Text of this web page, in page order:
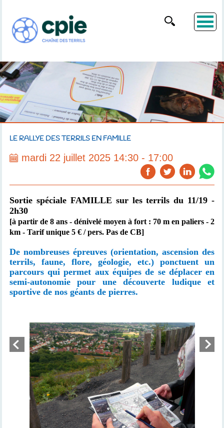
LE RALLYE DES TERRILS EN FAMILLE
mardi 22 juillet 2025 14:30 - 17:00
Sortie spéciale FAMILLE sur les terrils du 11/19 -
2h30
[à partir de 8 ans - dénivelé moyen à fort : 70 m en paliers - 2
km - Tarif unique 5 € / pers. Pas de CB]
De nombreuses épreuves (orientation, ascension des
terrils, faune, flore, géologie, etc.) ponctuent un
parcours qui permet aux équipes de se déplacer en
semi-autonomie pour une découverte ludique et
sportive de nos géants de pierres.